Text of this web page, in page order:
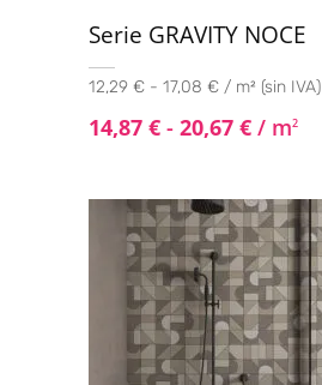
Serie GRAVITY NOCE
12,29 € - 17,08 € / m² (sin IVA)
14,87 € - 20,67 € / m2